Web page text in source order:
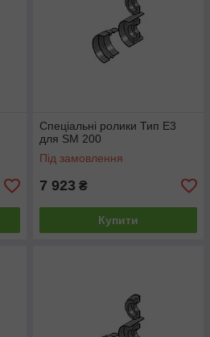
Спеціальні ролики Тип E3
для SM 200
Під замовлення
7 923 ₴
Купити